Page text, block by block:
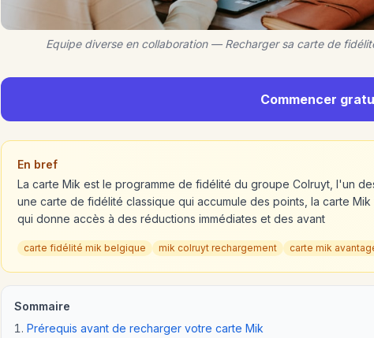
Equipe diverse en collaboration — Recharger sa carte de
Commencer
En bref
La carte Mik est le programme de fidélité du groupe Colruyt, l'un
une carte de fidélité classique qui accumule des points, la carte
qui donne accès à des réductions immédiates et des avant
carte fidélité mik belgique mik colruyt rechargement carte mik
Sommaire
Prérequis avant de recharger votre carte Mik